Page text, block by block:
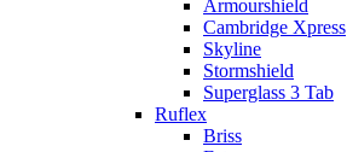
Armourshield
Cambridge Xpress
Skyline
Stormshield
Superglass 3 Tab
Ruflex
Briss